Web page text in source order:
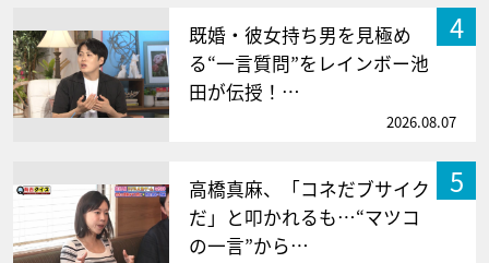
4
既婚・彼女持ち男を見極め
る“一言質問”をレインボー池
田が伝授！…
2026.08.07
5
高橋真麻、「コネだブサイク
だ」と叩かれるも…“マツコ
の一言”から…